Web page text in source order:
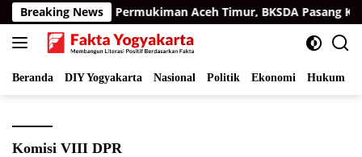
Langsung
ke
konten
Breaking News
Sumatra di Permukiman Aceh Timur, BKSDA Pasang
Beranda DIY Yogyakarta Nasional Politik Ekonomi Hukum
Komisi VIII DPR